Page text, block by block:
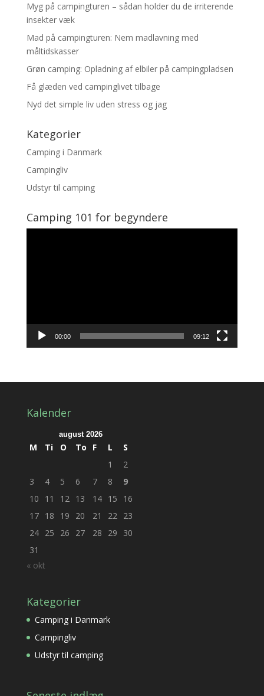
Myg på campingturen – sådan holder du de irriterende
insekter væk
Mad på campingturen: Nem madlavning med
måltidskasser
Grøn camping: Opladning af elbiler på campingpladsen
Få glæden ved campinglivet tilbage
Nyd det simple liv uden stress og jag
Kategorier
Camping i Danmark
Campingliv
Udstyr til camping
Camping 101 for begyndere
00:00 09:12
Kalender
august 2026
M Ti O To F L
S
1
2
3
4 5 6 7 8
9
10
11 12 13 14 15
16
17 18 19 20 21 22 23
24 25 26 27 28 29
30
31
« okt
Kategorier
Camping i Danmark
Campingliv
Udstyr til camping